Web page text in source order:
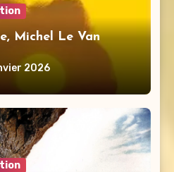
Michel Le Van
2026